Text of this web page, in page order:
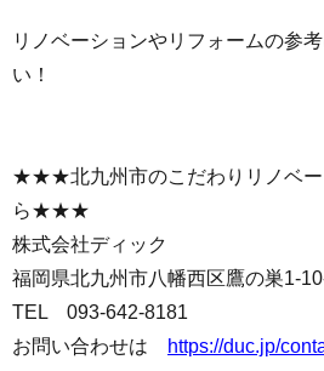
リノベーションやリフォームの参
い！
★★★北九州市のこだわりリノベー
ら★★★
株式会社ディック
福岡県北九州市八幡西区鷹の巣1-
TEL 093-642-8181
お問い合わせは
https://duc.jp/